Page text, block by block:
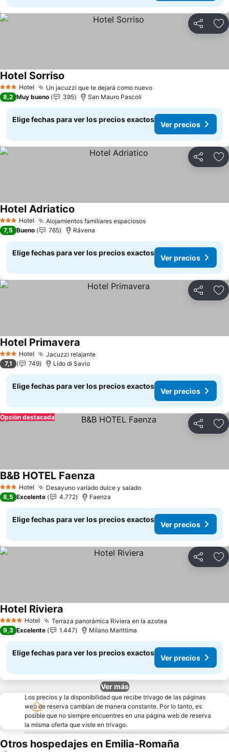
Compartir
3 Estrellas
Hotel Un jacuzzi que te dejará como nuevoVer precios
Hotel Sorriso
8,2 Muy bueno 395 San Mauro Pascoli
Elige fechas para ver los precios exactos
Ver precios
Compartir
3 Estrellas
Hotel Alojamientos familiares espaciososVer precios
Hotel Adriatico
7,5 Bueno 765 Rávena
Elige fechas para ver los precios exactos
Ver precios
Compartir
3 Estrellas
Hotel Jacuzzi relajanteVer precios
Hotel Primavera
7,1 749 Lido di Savio
Elige fechas para ver los precios exactos
Ver precios
Compartir
Opción destacada
3 Estrellas
Hotel Desayuno variado dulce y saladoVer precios
B&B HOTEL Faenza
8,5 Excelente 4.772 Faenza
Elige fechas para ver los precios exactos
Ver precios
Compartir
4 EstrellasHotel Terraza panorámica Riviera en la azotea
Hotel Riviera
9,3 Excelente 1.447 Milano Marittima
Elige fechas para ver los precios exactos
Ver precios
Ver más
Los precios y la disponibilidad que recibe trivago de las páginas
web de reserva cambian de manera constante. Por lo tanto, es
posible que no siempre encuentres en una página web de reserva
la misma oferta que viste en trivago.
Otros hospedajes en Emilia-Romaña